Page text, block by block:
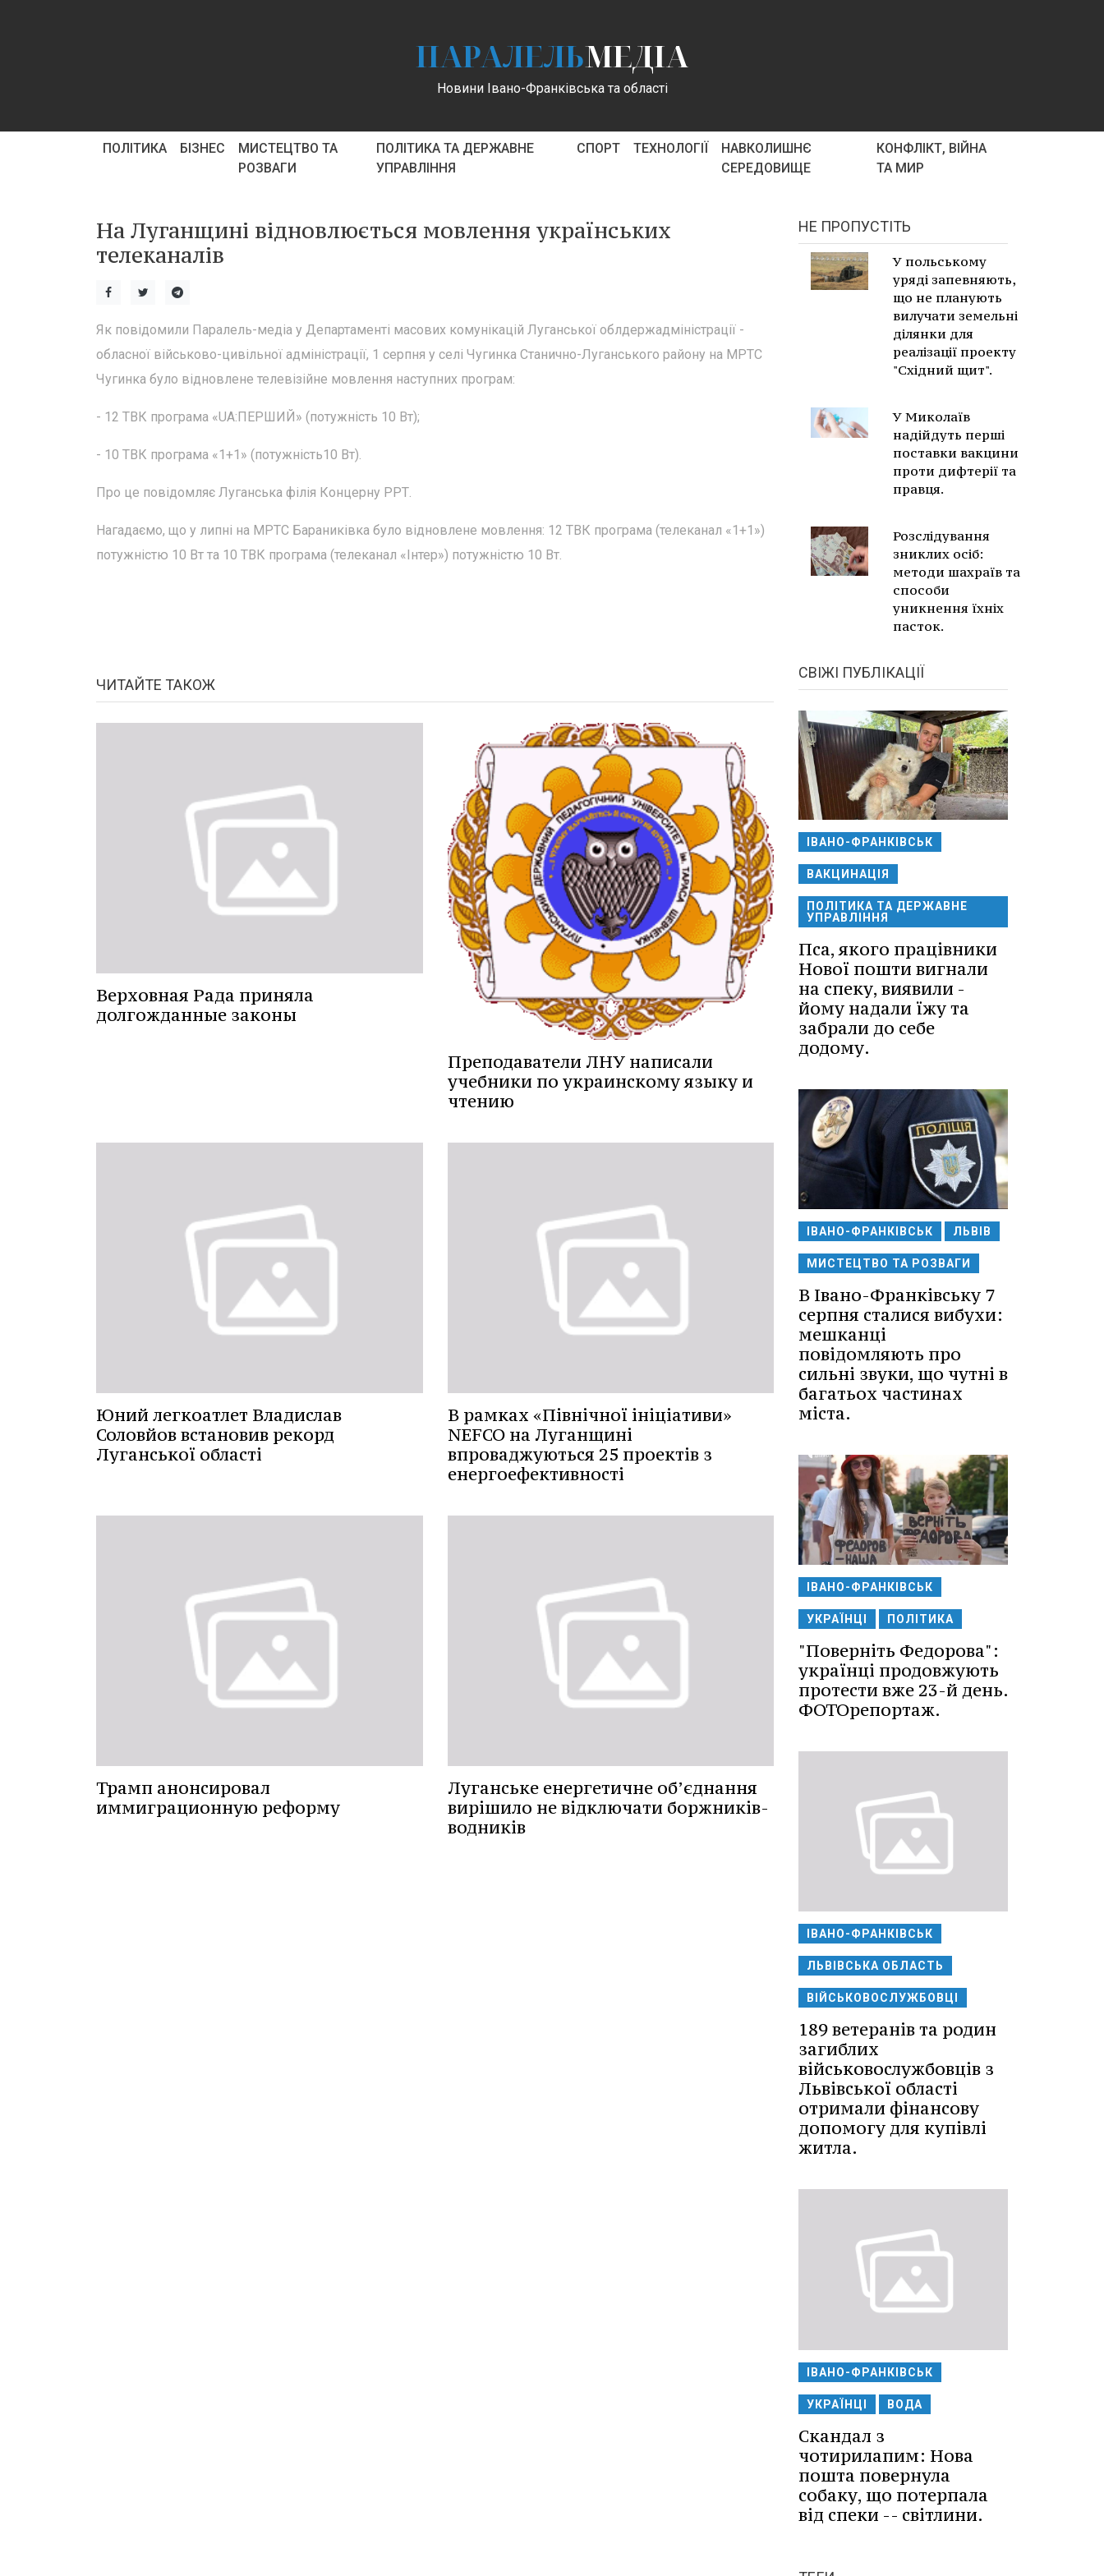
ПАРАЛЕЛЬМЕДІА
Новини Івано-Франківська та області
ПОЛІТИКА БІЗНЕС
МИСТЕЦТВО ТА
РОЗВАГИ
ПОЛІТИКА ТА ДЕРЖАВНЕ
УПРАВЛІННЯ
СПОРТ ТЕХНОЛОГІЇ
НАВКОЛИШНЄ
СЕРЕДОВИЩЕ
КОНФЛІКТ, ВІЙНА
ТА МИР
На Луганщині відновлюється мовлення українських
телеканалів
Як повідомили Паралель-медіа у Департаменті масових комунікацій Луганської облдержадміністрації -
обласної військово-цивільної адміністрації, 1 серпня у селі Чугинка Станично-Луганського району на МРТС
Чугинка було відновлене телевізійне мовлення наступних програм:
- 12 ТВК програма «UA:ПЕРШИЙ» (потужність 10 Вт);
- 10 ТВК програма «1+1» (потужність10 Вт).
Про це повідомляє Луганська філія Концерну РРТ.
Нагадаємо, що у липні на МРТС Бараниківка було відновлене мовлення: 12 ТВК програма (телеканал «1+1»)
потужністю 10 Вт та 10 ТВК програма (телеканал «Інтер») потужністю 10 Вт.
ЧИТАЙТЕ ТАКОЖ
Верховная Рада приняла
долгожданные законы
Преподаватели ЛНУ написали
учебники по украинскому языку и
чтению
Юний легкоатлет Владислав
Соловйов встановив рекорд
Луганської області
В рамках «Північної ініціативи»
NEFCO на Луганщині
впроваджуються 25 проектів з
енергоефективності
Трамп анонсировал
иммиграционную реформу
Луганське енергетичне об’єднання
вирішило не відключати боржників-
водників
НЕ ПРОПУСТІТЬ
У польському
уряді запевняють,
що не планують
вилучати земельні
ділянки для
реалізації проекту
"Східний щит".
У Миколаїв
надійдуть перші
поставки вакцини
проти дифтерії та
правця.
Розслідування
зниклих осіб:
методи шахраїв та
способи
уникнення їхніх
пасток.
СВІЖІ ПУБЛІКАЦІЇ
ІВАНО-ФРАНКІВСЬК
ВАКЦИНАЦІЯ
ПОЛІТИКА ТА ДЕРЖАВНЕ
УПРАВЛІННЯ
Пса, якого працівники
Нової пошти вигнали
на спеку, виявили -
йому надали їжу та
забрали до себе
додому.
ІВАНО-ФРАНКІВСЬК ЛЬВІВ
МИСТЕЦТВО ТА РОЗВАГИ
В Івано-Франківську 7
серпня сталися вибухи:
мешканці
повідомляють про
сильні звуки, що чутні в
багатьох частинах
міста.
ІВАНО-ФРАНКІВСЬК
УКРАЇНЦІ ПОЛІТИКА
"Поверніть Федорова":
українці продовжують
протести вже 23-й день.
ФОТОрепортаж.
ІВАНО-ФРАНКІВСЬК
ЛЬВІВСЬКА ОБЛАСТЬ
ВІЙСЬКОВОСЛУЖБОВЦІ
189 ветеранів та родин
загиблих
військовослужбовців з
Львівської області
отримали фінансову
допомогу для купівлі
житла.
ІВАНО-ФРАНКІВСЬК
УКРАЇНЦІ ВОДА
Скандал з
чотирилапим: Нова
пошта повернула
собаку, що потерпала
від спеки -- світлини.